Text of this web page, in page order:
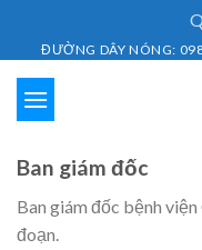
ĐƯỜNG DÂY NÓNG:
Ban giám đốc
Ban giám đốc bệnh
đoạn.